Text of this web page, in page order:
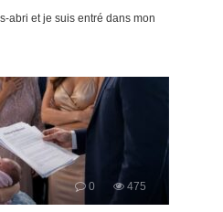
abri et je suis entré dans mon
0 475